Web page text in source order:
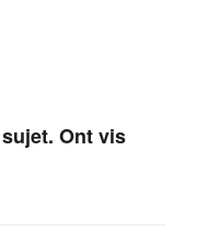
Ont vis